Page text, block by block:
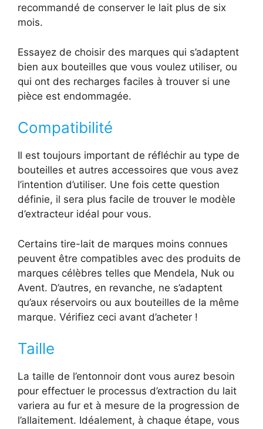
recommandé de conserver le lait plus de six
mois.
Essayez de choisir des marques qui s’adaptent
bien aux bouteilles que vous voulez utiliser, ou
qui ont des recharges faciles à trouver si une
pièce est endommagée.
Compatibilité
Il est toujours important de réfléchir au type de
bouteilles et autres accessoires que vous avez
l’intention d’utiliser. Une fois cette question
définie, il sera plus facile de trouver le modèle
d’extracteur idéal pour vous.
Certains tire-lait de marques moins connues
peuvent être compatibles avec des produits de
marques célèbres telles que Mendela, Nuk ou
Avent. D’autres, en revanche, ne s’adaptent
qu’aux réservoirs ou aux bouteilles de la même
marque. Vérifiez ceci avant d’acheter !
Taille
La taille de l’entonnoir dont vous aurez besoin
pour effectuer le processus d’extraction du lait
variera au fur et à mesure de la progression de
l’allaitement. Idéalement, à chaque étape, vous